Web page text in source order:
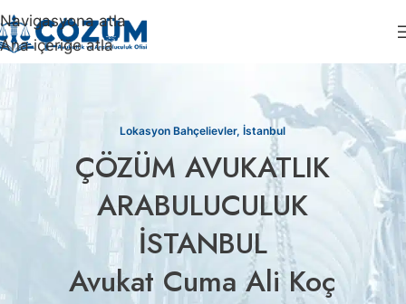
Navigasyona atla
Ana içeriğe atla
Lokasyon Bahçelievler, İstanbul
ÇÖZÜM AVUKATLIK
ARABULUCULUK
İSTANBUL
Avukat Cuma Ali Koç